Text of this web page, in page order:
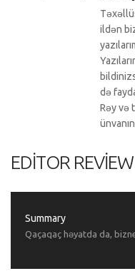
ildən
də
Rəy və
EDITOR REVIEW
Summary
Qaçaqaç həyatda da,